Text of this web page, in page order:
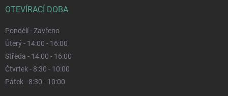
OTEVÍRACÍ DOBA
Pondělí - Zavřeno
Úterý - 14:00 - 16:00
Středa - 14:00 - 16:00
Čtvrtek - 8:30 - 10:00
Pátek - 8:30 - 10:00